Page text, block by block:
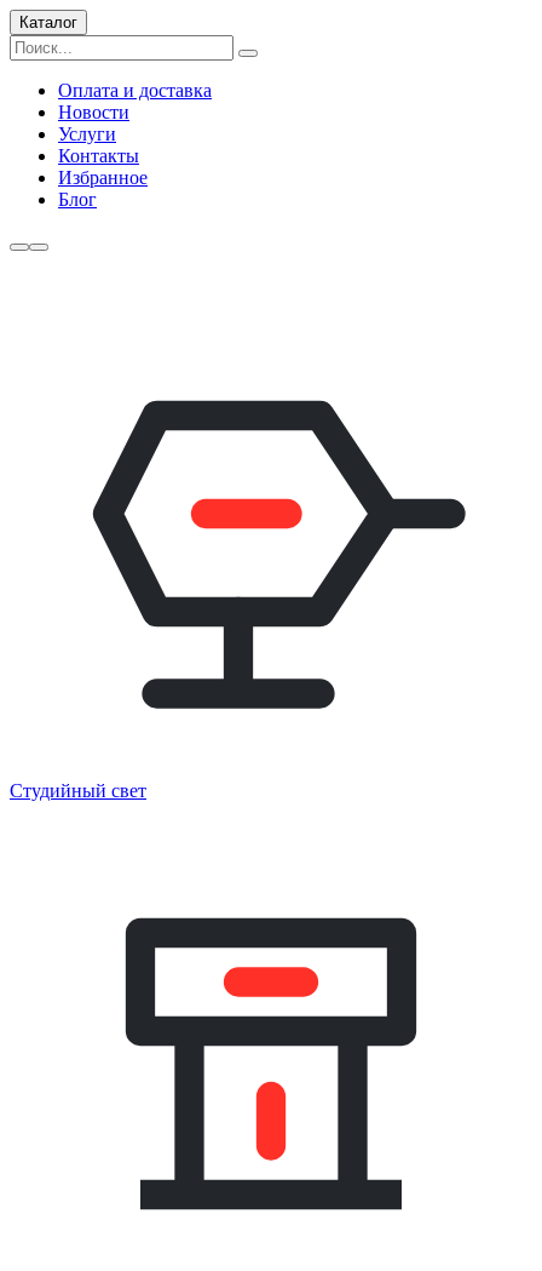
Каталог
Оплата и доставка
Новости
Услуги
Контакты
Избранное
Блог
Студийный свет